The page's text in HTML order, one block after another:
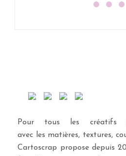
Pour tous les créatifs
avec les matières, textures,
Cartoscrap propose depuis